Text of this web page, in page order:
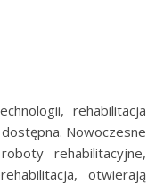
rehabilitacja
Nowoczesne
rehabilitacyjne,
otwierają